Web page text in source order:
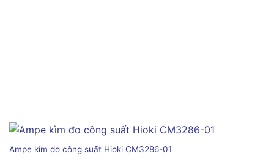
Ampe kìm đo công suất Hioki CM3286-01